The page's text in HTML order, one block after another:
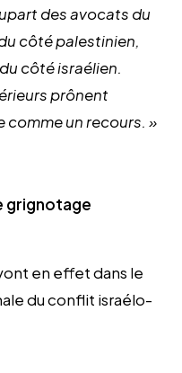
des avocats du
côté palestinien,
côté israélien.
prônent
un recours. »
grignotage
en effet dans le
du conflit israélo-